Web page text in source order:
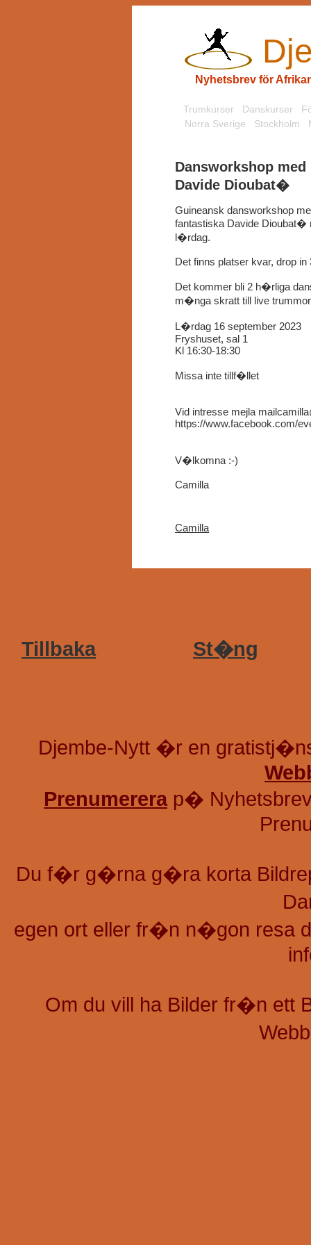
Nyhetsbrev för
Trumkurser Danskurser
Norra Sverige
Stockholm
Dansworkshop med
Davide Dioubat�
Guineansk dansworkshop
fantastiska Davide
l�rdag.
Det finns platser kvar, drop in
Det kommer bli 2 h�rliga
m�nga skratt till live trummor
L�rdag 16 september 2023
Fryshuset, sal 1
Kl 16:30-18:30
Missa inte tillf�llet
Vid intresse mejla
https://www.facebook.com/
V�lkomna :-)
Camilla
Camilla
Tillbaka St�ng
Djembe-Nytt �r en
Prenumererap�
Du f�r g�rna g�ra korta
egen ort eller fr�n n�gon resa
Om du vill ha Bilder fr�n ett